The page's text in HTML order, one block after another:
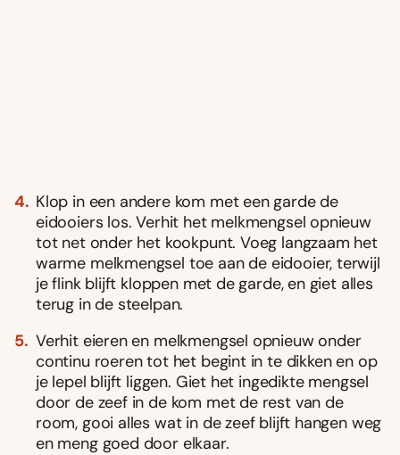
Klop in een andere kom met een garde de
eidooiers los. Verhit het melkmengsel opnieuw
tot net onder het kookpunt. Voeg langzaam het
warme melkmengsel toe aan de eidooier, terwijl
je flink blijft kloppen met de garde, en giet alles
terug in de steelpan.
Verhit eieren en melkmengsel opnieuw onder
continu roeren tot het begint in te dikken en op
je lepel blijft liggen. Giet het ingedikte mengsel
door de zeef in de kom met de rest van de
room, gooi alles wat in de zeef blijft hangen weg
en meng goed door elkaar.